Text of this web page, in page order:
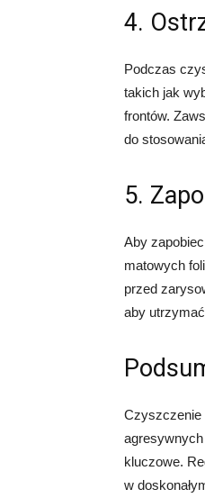
4.
Podczas
takich jak
frontów.
do
5.
Aby
matowych
przed
aby
Czyszczenie
kluczowe.
w